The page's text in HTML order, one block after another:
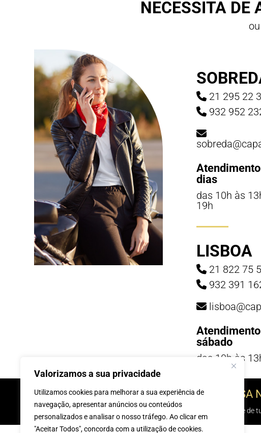
Valorizamos a sua privacidade
Utilizamos cookies para melhorar a sua experiência de
navegação, apresentar anúncios ou conteúdos
personalizados e analisar o nosso tráfego. Ao clicar em
"Aceitar Todos", concorda com a utilização de cookies.
NECESSITA DE
21 295 22
932 952
dias
das 10h às
19h
LISBOA
21 822 75
932 391
sábado
das 10h às
INSCREVE-TE Á NOSSA
e sabe de